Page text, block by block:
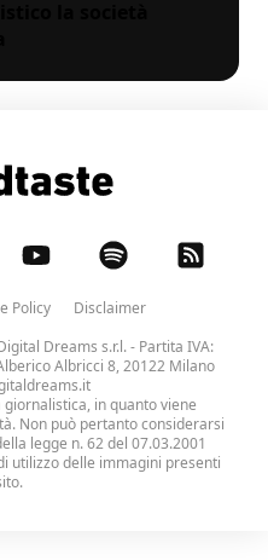
Policy
Disclaimer
Dreams s.r.l.- Partita IVA:
Albricci 8, 20122 Milano
in quanto viene
Non può pertanto considerarsi
legge n. 62 del 07.03.2001
utilizzo delle immagini presenti